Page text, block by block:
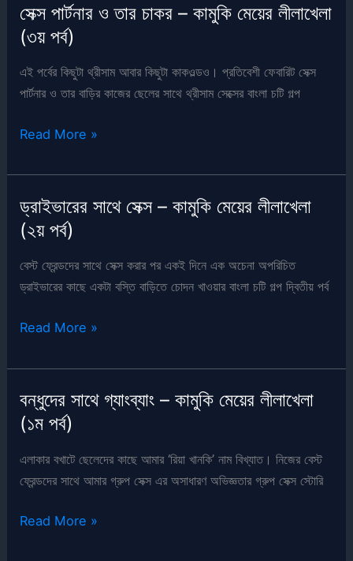
চাকর
–
কামুকি
মেয়ের
(৪র্থ
সেক্স পার্টনার ও তার চাকর – কামুকি মেয়ের লীলাখেলা
(৩য় পর্ব)
এই পর্বের কিছুটা থ্রীসাম আবার কিছুটা কাকওল্ডও। প্রতিবেশী ফেবারিট সেক্স
পার্টনার ও তার বাড়ির কাজের ছেলের সাথে থ্রীসাম সেক্সের বাংলা চটি গল্প
সেক্স
ও
চাকর
–
কামুকি
মেয়ের
(৩য়
Read More »
ড্রাইভারের সাথে সেক্স – কামুকি মেয়ের লীলাখেলা
(২য় পর্ব)
বেস্ট ফ্রেন্ডদের সাথে সেক্স করার পর একই দিনে এক অচেনা অপরিচিত
ড্রাইভারের কাছে একটা বস্তি বাড়িতে চোদন খাওয়ার বাংলা চটি গল্প দ্বিতীয় পর্ব
ড্রাইভারের
সেক্স
কামুকি
মেয়ের
লীলাখেলা
(২য়
Read More »
বন্ধুদের সাথে গ্যাংব্যাং – কামুকি মেয়ের লীলাখেলা
(১ম পর্ব)
এলাকার বখাটে ছেলেদের কাছে আমার ‘রিয়া খানকি’ নাম বিখ্যাত। নিজের বেস্ট
ফ্রেন্ডদের সাথে আমার গ্রুপ সেক্স এর অসাধারণ অভিজ্ঞতার গ্রুপ সেক্স স্টোরি
বন্ধুদের
Read More »